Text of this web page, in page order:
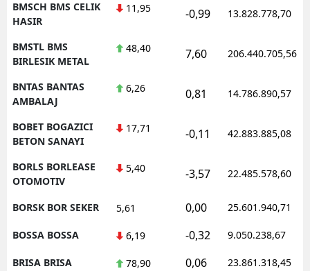
BMSCH BMS CELIK
HASIR
11,95 -0,99 13.828.778,70
BMSTL BMS
BIRLESIK METAL
48,40 7,60 206.440.705,56
BNTAS BANTAS
AMBALAJ
6,26 0,81 14.786.890,57
BOBET BOGAZICI
BETON SANAYI
17,71 -0,11 42.883.885,08
BORLS BORLEASE
OTOMOTIV
5,40 -3,57 22.485.578,60
BORSK BOR SEKER 5,61 0,00 25.601.940,71
BOSSA BOSSA 6,19 -0,32 9.050.238,67
BRISA BRISA 78,90 0,06 23.861.318,45